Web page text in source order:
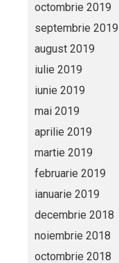
octombrie 2019
septembrie 2019
august 2019
iulie 2019
iunie 2019
mai 2019
aprilie 2019
martie 2019
februarie 2019
ianuarie 2019
decembrie 2018
noiembrie 2018
octombrie 2018